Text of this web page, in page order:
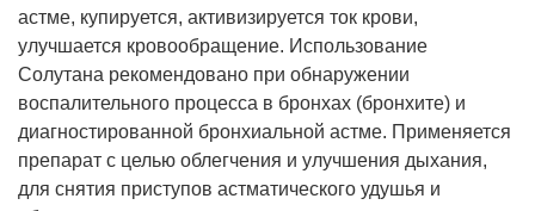
астме, купируется, активизируется ток крови,
улучшается кровообращение. Использование
Солутана рекомендовано при обнаружении
воспалительного процесса в бронхах (бронхите) и
диагностированной бронхиальной астме. Применяется
препарат с целью облегчения и улучшения дыхания,
для снятия приступов астматического удушья и